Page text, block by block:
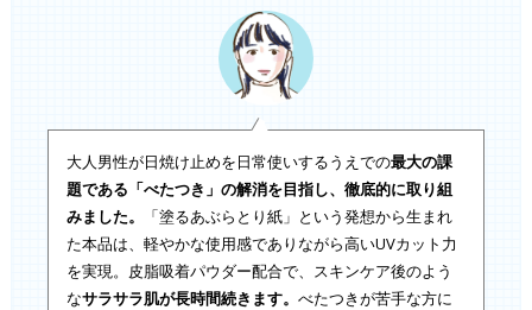
大人男性が日焼け止めを日常使いするうえでの最大の課
題である「べたつき」の解消を目指し、徹底的に取り組
みました。
「塗るあぶらとり紙」という発想から生まれ
た本品は、軽やかな使用感でありながら高いUVカット力
を実現。皮脂吸着パウダー配合で、スキンケア後のよう
なサラサラ肌が長時間続きます。 べたつきが苦手な方に